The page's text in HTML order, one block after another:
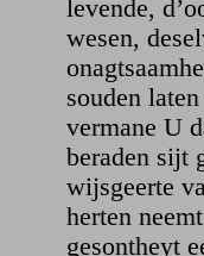
levende,
wesen,
souden
vermane U
beraden sijt
wijsgeerte
herten
gesontheyt